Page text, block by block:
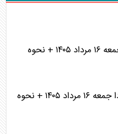
جدول قطعی برق استان تهران فردا جمعه ۱۶ مرداد ۱۴۰۵ + نحوه
جدول قطعی برق استان مازندران فردا جمعه ۱۶ مرداد ۱۴۰۵ + نحوه